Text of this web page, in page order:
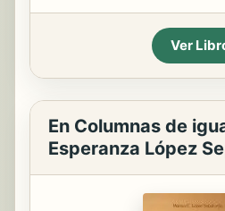
Ver
En Columnas de
Esperanza López